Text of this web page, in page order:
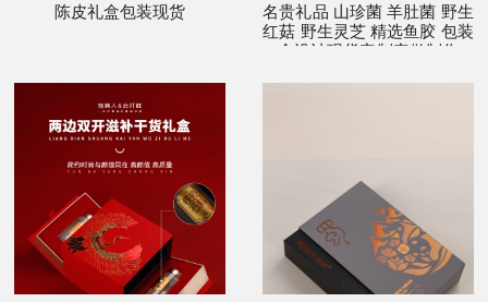
陈皮礼盒包装现货
名贵礼品 山珍菌 羊肚菌 野生
红菇 野生灵芝 精选鱼胶 包装
盒设计现货定制定做制作